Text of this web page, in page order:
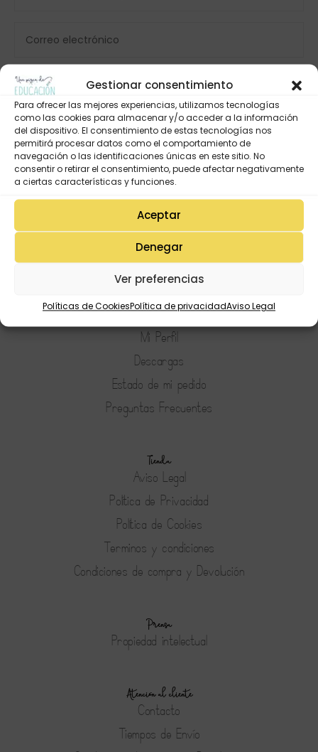
Gestionar consentimiento
Para ofrecer las mejores experiencias, utilizamos tecnologías
como las cookies para almacenar y/o acceder a la información
del dispositivo. El consentimiento de estas tecnologías nos
permitirá procesar datos como el comportamiento de
navegación o las identificaciones únicas en este sitio. No
consentir o retirar el consentimiento, puede afectar negativamente
a ciertas características y funciones.
Aceptar
Denegar
Ver preferencias
Políticas de CookiesPolítica de privacidadAviso Legal
Lista de deseos
Mi Perfil
Descargas
Estado de mi pedido
Preguntas Frecuentes
Tienda
Aviso Legal
Política de Privacidad
Política de Cookies
Terminos y condiciones
Condiciones de compra y Devolución
Prensa
Propiedad intelectual
Atención al cliente
Contacto
Tiempos de Envío